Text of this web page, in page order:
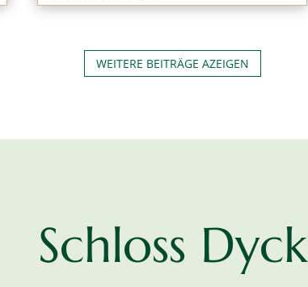
WEITERE BEITRÄGE AZEIGEN
Schloss Dyck